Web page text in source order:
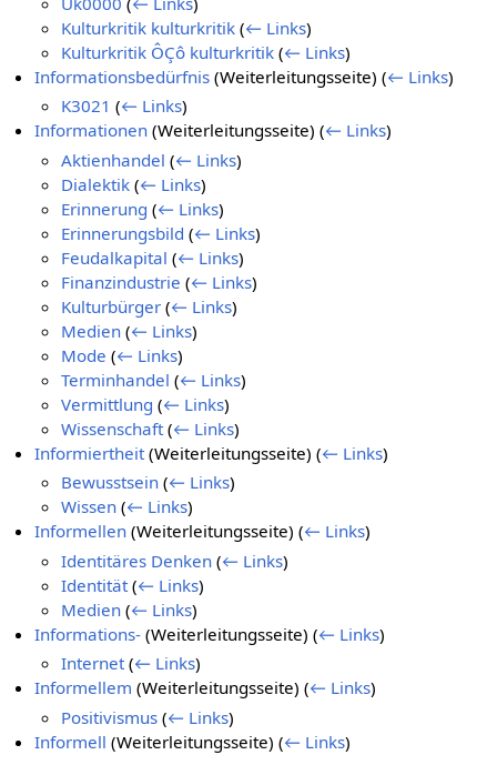
Kulturkritik kulturkritik (← Links)
Kulturkritik ÔÇô kulturkritik (← Links)
Informationsbedürfnis (Weiterleitungsseite)(← Links)
K3021 (← Links)
Informationen (Weiterleitungsseite)(← Links)
Aktienhandel (← Links)
Dialektik (← Links)
Erinnerung (← Links)
Erinnerungsbild (← Links)
Feudalkapital (← Links)
Finanzindustrie (← Links)
Kulturbürger (← Links)
Medien (← Links)
Mode (← Links)
Terminhandel (← Links)
Vermittlung (← Links)
Wissenschaft (← Links)
Informiertheit (Weiterleitungsseite)(← Links)
Bewusstsein (← Links)
Wissen (← Links)
Informellen (Weiterleitungsseite)(← Links)
Identitäres Denken (← Links)
Identität (← Links)
Medien (← Links)
Informations- (Weiterleitungsseite)(← Links)
Internet (← Links)
Informellem (Weiterleitungsseite)(← Links)
Positivismus (← Links)
Informell (Weiterleitungsseite)(← Links)